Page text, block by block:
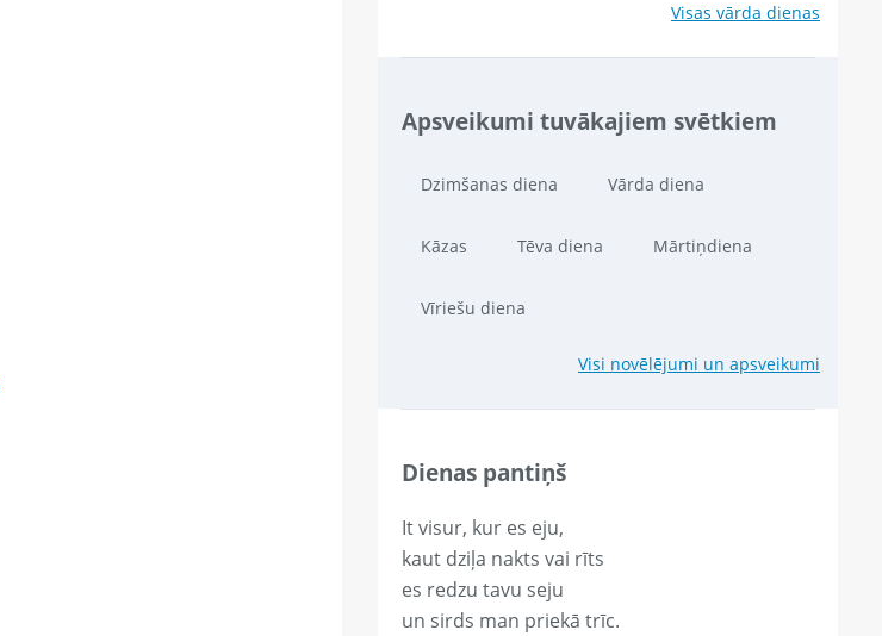
Visas vārda dienas
Apsveikumi tuvākajiem svētkiem
Dzimšanas diena Vārda diena
Kāzas Tēva diena Mārtiņdiena
Vīriešu diena
Visi novēlējumi un apsveikumi
Dienas pantiņš
It visur, kur es eju,
kaut dziļa nakts vai rīts
es redzu tavu seju
un sirds man priekā trīc.